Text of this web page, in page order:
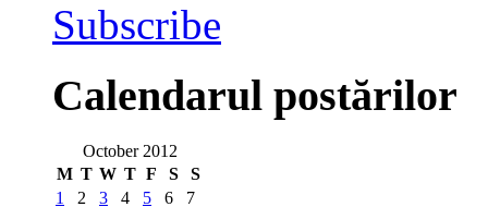
Subscribe
Calendarul postărilor
October 2012
M T W T F S
S
1
2 3 4 5 6
7